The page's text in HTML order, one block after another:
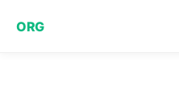
ORG